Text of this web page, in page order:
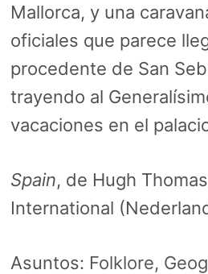
Mallorca, y una
oficiales que parece
procedente de San
trayendo al
vacaciones en el
Spain, de Hugh
International
Asuntos: Folklore,